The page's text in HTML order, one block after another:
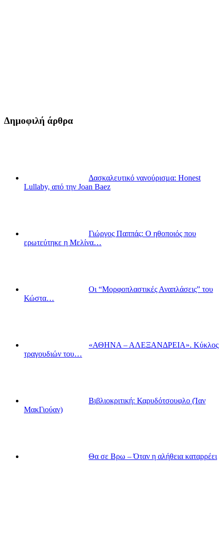
Δημοφιλή άρθρα
Δασκαλευτικό νανούρισμα: Honest
Lullaby, από την Joan Baez
Γιώργος Παππάς: Ο ηθοποιός που
ερωτεύτηκε η Μελίνα…
Οι “Μορφοπλαστικές Αναπλάσεις” του
Κώστα…
«ΑΘΗΝΑ – ΑΛΕΞΑΝΔΡΕΙΑ». Κύκλος
τραγουδιών του…
Βιβλιοκριτική: Καρυδότσουφλο (Ίαν
ΜακΓιούαν)
Θα σε Βρω – Όταν η αλήθεια καταρρέει